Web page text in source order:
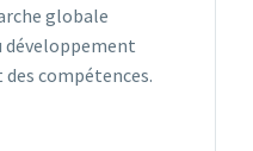
globale
développement
compétences.